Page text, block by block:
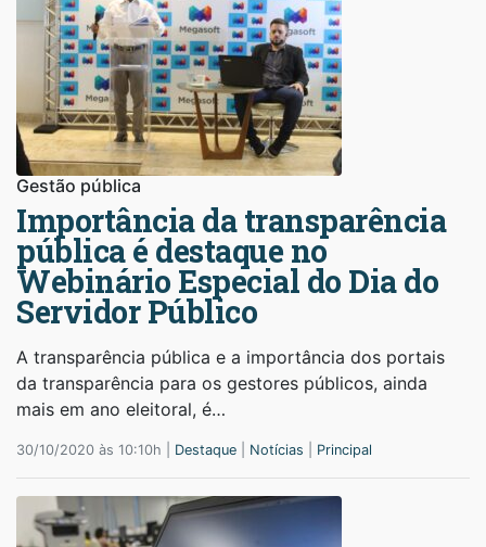
Gestão pública
Importância da transparência
pública é destaque no
Webinário Especial do Dia do
Servidor Público
A transparência pública e a importância dos portais
da transparência para os gestores públicos, ainda
mais em ano eleitoral, é…
30/10/2020 às 10:10h | Destaque Notícias Principal